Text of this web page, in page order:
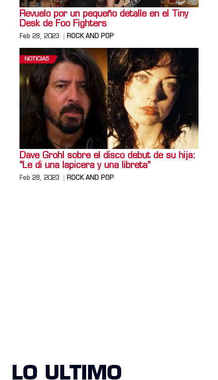
Revuelo por un pequeño detalle en el Tiny
Desk de Foo Fighters
Feb 28, 2023 ROCK AND POP
NOTICIAS
Dave Grohl sobre el disco debut de su hija:
"Le di una lapicera y una libreta"
Feb 28, 2023 ROCK AND POP
LO ULTIMO